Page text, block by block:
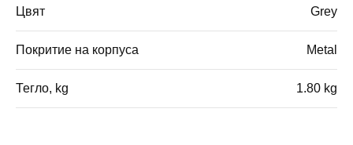
Цвят Grey
Покритие на корпуса Metal
Тегло, kg 1.80 kg